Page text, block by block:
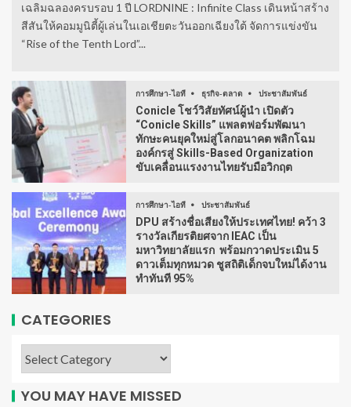
เฉลิมฉลองครบรอบ 1 ปี LORDNINE : Infinite Class เดินหน้าสร้าง
สีสันให้คอมมูนิตี้ผู้เล่นในเอเชียตะวันออกเฉียงใต้ จัดการแข่งขัน
“Rise of the Tenth Lord”...
การศึกษา-ไอที ธุรกิจ-ตลาด ประชาสัมพันธ์
Conicle โชว์วิสัยทัศน์ผู้นำ เปิดตัว
“Conicle Skills” แพลตฟอร์มพัฒนา
ทักษะคนยุคใหม่สู่โลกอนาคต พลิกโฉม
องค์กรสู่ Skills-Based Organization
ขับเคลื่อนแรงงานไทยรับมือวิกฤต
การศึกษา-ไอที ประชาสัมพันธ์
DPU สร้างชื่อเสียงให้ประเทศไทย! คว้า 3
รางวัลเกียรติยศจาก IEAC เป็น
มหาวิทยาลัยแรก พร้อมกวาดประเมิน 5
ดาวเต็มทุกหมวด ชูสถิติเด็กจบใหม่ได้งาน
ทำทันที 95%
CATEGORIES
YOU MAY HAVE MISSED